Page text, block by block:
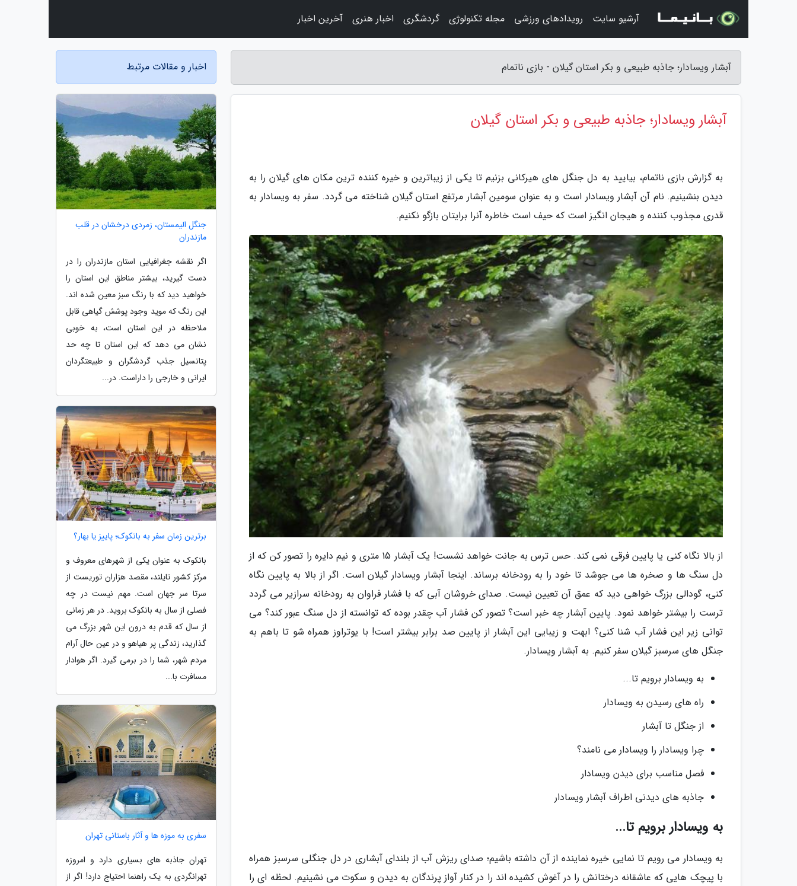
آبشار ویسادار؛ جاذبه طبیعی و بکر استان گیلان - بازی ناتمام
آبشار ویسادار؛ جاذبه طبیعی و بکر استان گیلان
به گزارش بازی ناتمام، بیایید به دل جنگل های هیرکانی بزنیم تا یکی از زیباترین و خیره کننده ترین مکان های گیلان را به
دیدن بنشینیم. نام آن آبشار ویسادار است و به عنوان سومین آبشار مرتفع استان گیلان شناخته می گردد. سفر به ویسادار به
قدری مجذوب کننده و هیجان انگیز است که حیف است خاطره آنرا برایتان بازگو نکنیم.
از بالا نگاه کنی یا پایین فرقی نمی کند. حس ترس به جانت خواهد نشست! یک آبشار 15 متری و نیم دایره را تصور کن که از
دل سنگ ها و صخره ها می جوشد تا خود را به رودخانه برساند. اینجا آبشار ویسادار گیلان است. اگر از بالا به پایین نگاه
کنی، گودالی بزرگ خواهی دید که عمق آن تعیین نیست. صدای خروشان آبی که با فشار فراوان به رودخانه سرازیر می گردد
ترست را بیشتر خواهد نمود. پایین آبشار چه خبر است؟ تصور کن فشار آب چقدر بوده که توانسته از دل سنگ عبور کند؟ می
توانی زیر این فشار آب شنا کنی؟ ابهت و زیبایی این آبشار از پایین صد برابر بیشتر است! با یوتراوز همراه شو تا باهم به
جنگل های سرسبز گیلان سفر کنیم. به آبشار ویسادار.
به ویسادار برویم تا...
راه های رسیدن به ویسادار
از جنگل تا آبشار
چرا ویسادار را ویسادار می نامند؟
فصل مناسب برای دیدن ویسادار
جاذبه های دیدنی اطراف آبشار ویسادار
به ویسادار برویم تا...
به ویسادار می رویم تا نمایی خیره نماینده از آن داشته باشیم؛ صدای ریزش آب از بلندای آبشاری در دل جنگلی سرسبز همراه
با پیچک هایی که عاشقانه درختانش را در آغوش کشیده اند را در کنار آواز پرندگان به دیدن و سکوت می نشینیم. لحظه ای را
اخبار و مقالات مرتبط
جنگل الیمستان، زمردی درخشان در قلب
مازندران
اگر نقشه جغرافیایی استان مازندران را در
دست گیرید، بیشتر مناطق این استان را
خواهید دید که با رنگ سبز معین شده اند.
این رنگ که موید وجود پوشش گیاهی قابل
ملاحظه در این استان است، به خوبی
نشان می دهد که این استان تا چه حد
پتانسیل جذب گردشگران و طبیعتگردان
ایرانی و خارجی را داراست. در...
برترین زمان سفر به بانکوک؛ پاییز یا بهار؟
بانکوک به عنوان یکی از شهرهای معروف و
مرکز کشور تایلند، مقصد هزاران توریست از
سرتا سر جهان است. مهم نیست در چه
فصلی از سال به بانکوک بروید. در هر زمانی
از سال که قدم به درون این شهر بزرگ می
گذارید، زندگی پر هیاهو و در عین حال آرام
مردم شهر، شما را در برمی گیرد. اگر هوادار
مسافرت با...
سفری به موزه ها و آثار باستانی تهران
تهران جاذبه های بسیاری دارد و امروزه
تهرانگردی به یک راهنما احتیاج دارد! اگر از
آرشیو سایت رویدادهای ورزشی مجله تکنولوژی گردشگری اخبار هنری آخرین اخبار